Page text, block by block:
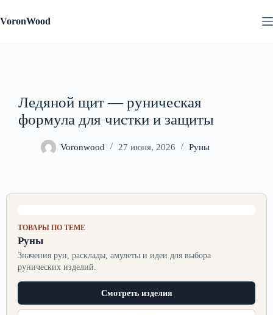
к
сути
VoronWood
Ледяной щит — руническая
формула для чистки и защиты
Voronwood 27 июня, 2026 Руны
ТОВАРЫ ПО ТЕМЕ
Руны
Значения рун, расклады, амулеты и идеи для выбора
рунических изделий.
Смотреть изделия